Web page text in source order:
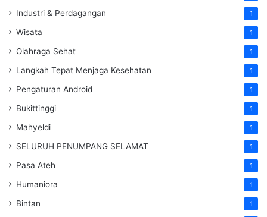
Industri & Perdagangan 1
Wisata 1
Olahraga Sehat 1
Langkah Tepat Menjaga Kesehatan 1
Pengaturan Android 1
Bukittinggi 1
Mahyeldi 1
SELURUH PENUMPANG SELAMAT 1
Pasa Ateh 1
Humaniora 1
Bintan 1